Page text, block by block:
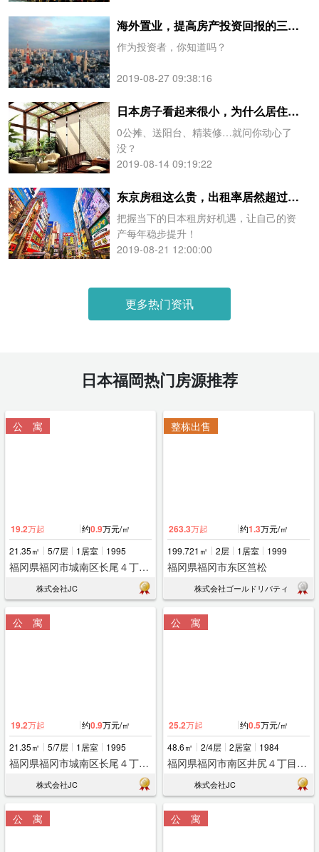
海外置业，提高房产投资回报的三个秘诀！
作为投资者，你知道吗？
2019-08-27 09:38:16
日本房子看起来很小，为什么居住空间却这么大?
0公摊、送阳台、精装修…就问你动心了
没？
2019-08-14 09:19:22
东京房租这么贵，出租率居然超过90%！！！
把握当下的日本租房好机遇，让自己的资
产每年稳步提升！
2019-08-21 12:00:00
更多热门资讯
日本福岡热门房源推荐
公 寓
19.2万起 约0.9万元/㎡
21.35㎡
5/7层 1居室 1995
福冈県福冈市城南区长尾４丁目１６ー２８
株式会社JC
整栋出售
263.3万起 约1.3万元/㎡
199.721㎡
2层 1居室 1999
福冈県福冈市东区筥松
株式会社ゴールドリバティ
公 寓
19.2万起 约0.9万元/㎡
21.35㎡
5/7层 1居室 1995
福冈県福冈市城南区长尾４丁目１６ー２８
株式会社JC
公 寓
25.2万起 约0.5万元/㎡
48.6㎡
2/4层 2居室 1984
福冈県福冈市南区井尻４丁目１ー１０
株式会社JC
公 寓 公 寓